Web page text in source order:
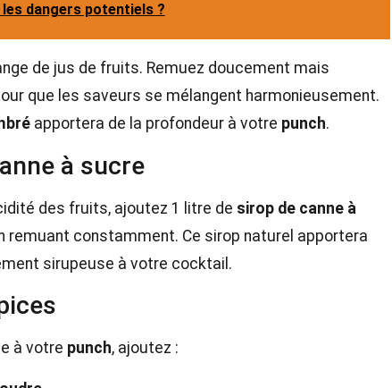
dangers potentiels ?
de jus de fruits. Remuez doucement mais
que les saveurs se mélangent harmonieusement.
apportera de la profondeur à votre punch.
à sucre
des fruits, ajoutez 1 litre de sirop de canne à
remuant constamment. Ce sirop naturel apportera
sirupeuse à votre cocktail.
à votre punch, ajoutez :